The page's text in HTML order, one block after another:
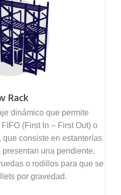
Rack
dinámico que permite
(First In – First Out) o
que consiste en estanterías
una pendiente,
o rodillos para que se
por gravedad.